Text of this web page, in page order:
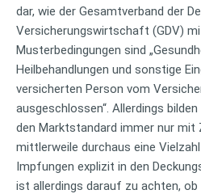
dar, wie der Gesamtverband der
Versicherungswirtschaft (GDV)
Musterbedingungen sind
Heilbehandlungen und sonstige
versicherten Person vom
ausgeschlossen“. Allerdings
den Marktstandard immer nur mit
mittlerweile durchaus eine
Impfungen explizit in den
ist allerdings darauf zu achten,